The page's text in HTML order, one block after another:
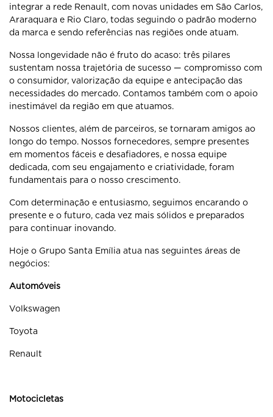
integrar a rede Renault, com novas unidades em São Carlos,
Araraquara e Rio Claro, todas seguindo o padrão moderno
da marca e sendo referências nas regiões onde atuam.
Nossa longevidade não é fruto do acaso: três pilares
sustentam nossa trajetória de sucesso — compromisso com
o consumidor, valorização da equipe e antecipação das
necessidades do mercado. Contamos também com o apoio
inestimável da região em que atuamos.
Nossos clientes, além de parceiros, se tornaram amigos ao
longo do tempo. Nossos fornecedores, sempre presentes
em momentos fáceis e desafiadores, e nossa equipe
dedicada, com seu engajamento e criatividade, foram
fundamentais para o nosso crescimento.
Com determinação e entusiasmo, seguimos encarando o
presente e o futuro, cada vez mais sólidos e preparados
para continuar inovando.
Hoje o Grupo Santa Emília atua nas seguintes áreas de
negócios:
Automóveis
Volkswagen
Toyota
Renault
Motocicletas